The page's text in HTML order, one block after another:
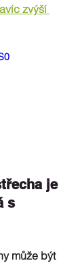
zvýší
je
s
může být